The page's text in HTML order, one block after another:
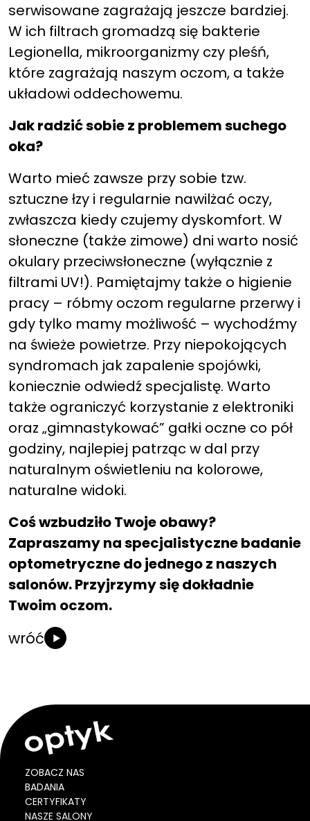
serwisowane zagrażają jeszcze bardziej.
W ich filtrach gromadzą się bakterie
Legionella, mikroorganizmy czy pleśń,
które zagrażają naszym oczom, a także
układowi oddechowemu.
Jak radzić sobie z problemem suchego
oka?
Warto mieć zawsze przy sobie tzw.
sztuczne łzy i regularnie nawilżać oczy,
zwłaszcza kiedy czujemy dyskomfort. W
słoneczne (także zimowe) dni warto nosić
okulary przeciwsłoneczne (wyłącznie z
filtrami UV!). Pamiętajmy także o higienie
pracy – róbmy oczom regularne przerwy i
gdy tylko mamy możliwość – wychodźmy
na świeże powietrze. Przy niepokojących
syndromach jak zapalenie spojówki,
koniecznie odwiedź specjalistę. Warto
także ograniczyć korzystanie z elektroniki
oraz „gimnastykować” gałki oczne co pół
godziny, najlepiej patrząc w dal przy
naturalnym oświetleniu na kolorowe,
naturalne widoki.
Coś wzbudziło Twoje obawy?
Zapraszamy na specjalistyczne badanie
optometryczne do jednego z naszych
salonów. Przyjrzymy się dokładnie
Twoim oczom.
wróć
ZOBACZ NAS
BADANIA
CERTYFIKATY
NASZE SALONY